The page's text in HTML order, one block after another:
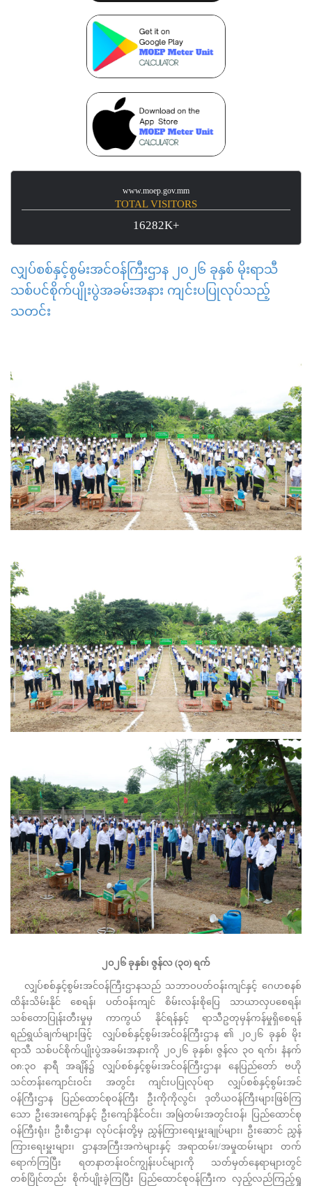
www.moep.gov.mm
TOTAL VISITORS
16282K+
လျှပ်စစ်နှင့်စွမ်းအင်ဝန်ကြီးဌာန ၂၀၂၆ ခုနှစ် မိုးရာသီ
သစ်ပင်စိုက်ပျိုးပွဲအခမ်းအနား ကျင်းပပြုလုပ်သည့်
သတင်း
၂၀၂၆ ခုနှစ်၊ ဇွန်လ (၃၀) ရက်
လျှပ်စစ်နှင့်စွမ်းအင်ဝန်ကြီးဌာနသည် သဘာဝပတ်ဝန်းကျင်နှင့် ဂေဟစနစ်
ထိန်းသိမ်းနိုင် စေရန်၊ ပတ်ဝန်းကျင် စိမ်းလန်းစိုပြေ သာယာလှပစေရန်၊
သစ်တောပြုန်းတီးမှုမှ ကာကွယ် နိုင်ရန်နှင့် ရာသီဥတုမှန်ကန်မှုရှိစေရန်
ရည်ရွယ်ချက်များဖြင့် လျှပ်စစ်နှင့်စွမ်းအင်ဝန်ကြီးဌာန ၏ ၂၀၂၆ ခုနှစ် မိုး
ရာသီ သစ်ပင်စိုက်ပျိုးပွဲအခမ်းအနားကို ၂၀၂၆ ခုနှစ်၊ ဇွန်လ ၃၀ ရက်၊ နံနက်
၀၈:၃၀ နာရီ အချိန်၌ လျှပ်စစ်နှင့်စွမ်းအင်ဝန်ကြီးဌာန၊ နေပြည်တော် ဗဟို
သင်တန်းကျောင်းဝင်း အတွင်း ကျင်းပပြုလုပ်ရာ လျှပ်စစ်နှင့်စွမ်းအင်
ဝန်ကြီးဌာန ပြည်ထောင်စုဝန်ကြီး ဦးကိုကိုလွင်၊ ဒုတိယဝန်ကြီးများဖြစ်ကြ
သော ဦးအေးကျော်နှင့် ဦးကျော်နိုင်ဝင်း၊ အမြဲတမ်းအတွင်းဝန်၊ ပြည်ထောင်စု
ဝန်ကြီးရုံး၊ ဦးစီးဌာန၊ လုပ်ငန်းတို့မှ ညွှန်ကြားရေးမှူးချုပ်များ၊ ဦးဆောင် ညွှန်
ကြားရေးမှူးများ၊ ဌာနအကြီးအကဲများနှင့် အရာထမ်း/အမှုထမ်းများ တက်
ရောက်ကြပြီး ရတနာတန်းဝင်ကျွန်းပင်များကို သတ်မှတ်နေရာများတွင်
တစ်ပြိုင်တည်း စိုက်ပျိုးခဲ့ကြပြီး ပြည်ထောင်စုဝန်ကြီးက လှည့်လည်ကြည့်ရှု